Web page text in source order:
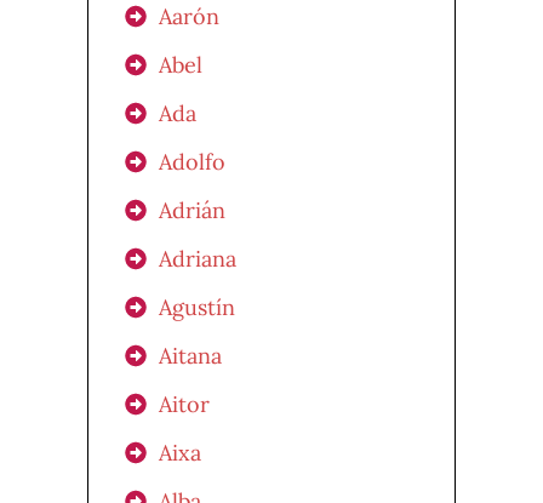
Aarón
Abel
Ada
Adolfo
Adrián
Adriana
Agustín
Aitana
Aitor
Aixa